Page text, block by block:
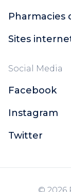
Pharmacies
Sites
Social Media
Facebook
Instagram
Twitter